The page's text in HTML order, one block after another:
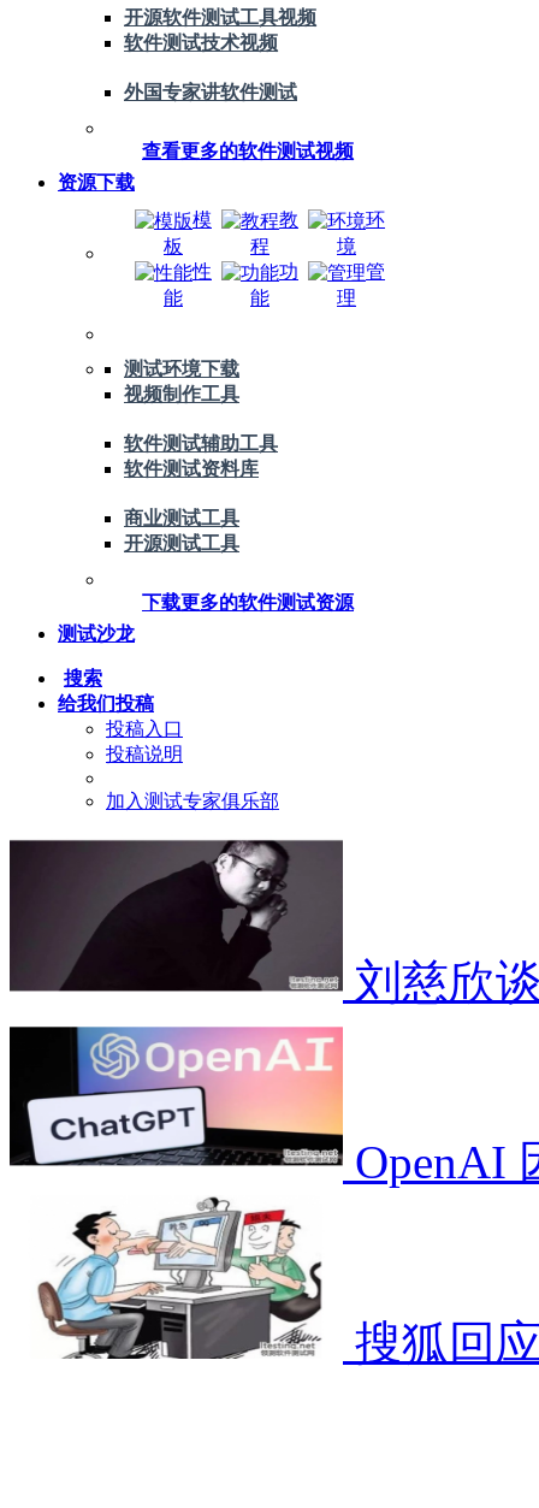
开源软件测试工具视频
软件测试技术视频
外国专家讲软件测试
查看更多的软件测试视频
资源下载
模
板
教
程
环
境
性
能
功
能
管
理
测试环境下载
视频制作工具
软件测试辅助工具
软件测试资料库
商业测试工具
开源测试工具
下载更多的软件测试资源
测试沙龙
搜索
给我们投稿
投稿入口
投稿说明
加入测试专家俱乐部
刘慈欣
OpenAI
搜狐回